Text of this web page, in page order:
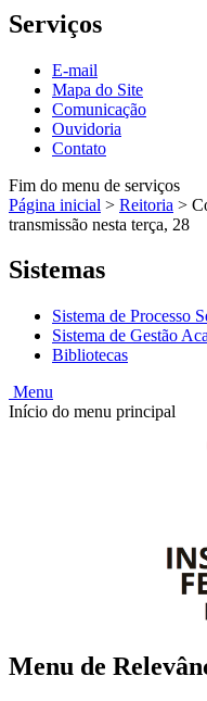
Serviços
E-mail
Mapa do Site
Comunicação
Ouvidoria
Contato
Fim do menu de serviços
Página inicial > Reitoria >
transmissão nesta terça, 28
Sistemas
Sistema de Processo
Sistema de Gestão
Bibliotecas
Menu
Início do menu principal
Menu de